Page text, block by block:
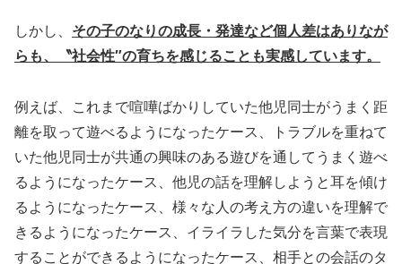
しかし、 その子のなりの成長・発達など個人差はありなが
らも、〝社会性″の育ちを感じることも実感しています。
例えば、これまで喧嘩ばかりしていた他児同士がうまく距
離を取って遊べるようになったケース、トラブルを重ねて
いた他児同士が共通の興味のある遊びを通してうまく遊べ
るようになったケース、他児の話を理解しようと耳を傾け
るようになったケース、様々な人の考え方の違いを理解で
きるようになったケース、イライラした気分を言葉で表現
することができるようになったケース、相手との会話のタ